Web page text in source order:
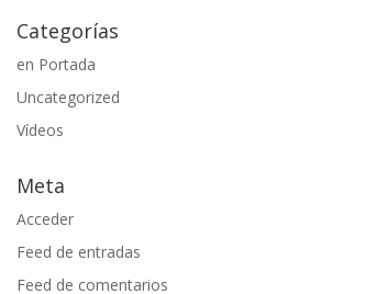
Categorías
en Portada
Uncategorized
Vídeos
Meta
Acceder
Feed de entradas
Feed de comentarios